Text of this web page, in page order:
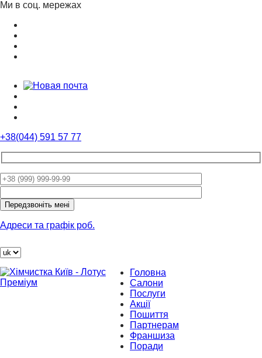
Ми в соц. мережах
+38(044) 591 57 77
leave
this
field
empty.
Адреси та графік роб.
Головна
Салони
Послуги
Акції
Пошиття
Партнерам
Франшиза
Поради